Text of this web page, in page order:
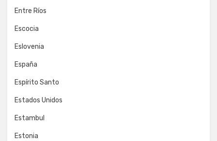
Entre Ríos
Escocia
Eslovenia
España
Espírito Santo
Estados Unidos
Estambul
Estonia